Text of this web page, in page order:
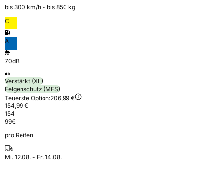
bis 300 km⁠/⁠h - bis 850 kg
C
A
70dB
Verstärkt (XL)
Felgenschutz (MFS)
Teuerste Option:206,99 €
154,99 €
154
99€
pro Reifen
Mi. 12.08. - Fr. 14.08.